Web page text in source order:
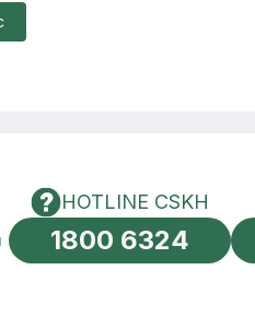
hiệu uy tín toàn cầu
HOTLINE CSKH
HOTLINE CSKH
1800 6324